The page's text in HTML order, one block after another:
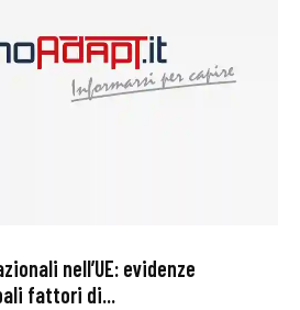
nell’UE: evidenze
fattori di...